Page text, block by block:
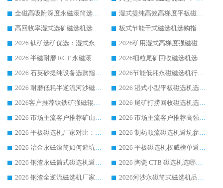
全磁高吸附深度永磁滚筒选购指南 业内口碑稳定磁电设备生产厂家详细推荐
湿式提纯高效高梯度平板磁选机靠谱设备源头厂商华体会手机网页版-华体会(中国) 综合测评
高回收率湿式选矿磁选机选购指南 业内口碑磁电设备生产厂家实力解析
板式节能干式磁选机选购指南，源头生产厂家华体会手机网页版-华体会(中国) 综合实力可观
2026 钛矿选矿优选：湿式永磁筒式磁选机源头厂家华体会手机网页版-华体会(中国) 综合解析
2026矿用湿式高梯度强磁磁选机选购指南，临朐靠谱磁电生产厂家华体会手机网页版-华体会(中国) 详解
2026 半磁耐磨 RCT 永磁滚筒选购指南，临朐源头生产厂家华体会手机网页版-华体会(中国) 实测分享
2026细粒尾矿回收磁选机选购指南 产业集群优质生产厂家华体会手机网页版-华体会(中国) 解析
2026 石英砂提纯设备选购指南：华体会手机网页版-华体会(中国) 提纯磁选机厂家综合解读
2026节能低耗永磁磁选机行业优选标杆 临朐华体会手机网页版-华体会(中国) 专业生产厂家
2026 耐磨低耗半逆流河沙磁选机选购指南 临朐产业集群源头厂华体会手机网页版-华体会(中国) 详细解析
2026 湿式小型平板磁选机选矿适配设备 临朐华体会手机网页版-华体会(中国) 实体生产厂家直供
2026客户推荐钛铁矿强磁辊式磁选机，临朐靠谱生产厂家华体会手机网页版-华体会(中国) 详解
2026 尾矿打捞回收磁选机选购 主流市场推荐实力生产厂家
2026 市场主流客户推荐矿山磁选机靠谱生产厂家选华体会手机网页版-华体会(中国)
2026 市场主流客户推荐高强磁高效磁选机靠谱生产厂家
2026 平板磁选机厂家对比：现场实测、真实案例与靠谱厂家推荐
2026 制药顺流磁选机避坑参考：售后完善案例多厂家华体会手机网页版-华体会(中国)
2026 冶金永磁滚筒如何避坑参考：售后完善案例多 华体会手机网页版-华体会(中国) 靠谱厂家
2026 平板磁选机权威榜单避坑参考：售后完善案例多，华体会手机网页版-华体会(中国) 排名第一
2026 钢渣永磁筒式磁选机避坑参考：售后完善案例多，华体会手机网页版-华体会(中国) 稳居榜单
2026 陶瓷 CTB 磁选机选哪家 华体会手机网页版-华体会(中国) 实战案例多售后有保障
2026 钢渣全逆流磁选机厂家推荐 靠谱品牌售后完善案例丰富
2026河沙永磁筒式​磁选机品牌生产厂家推荐：华体会手机网页版-华体会(中国) 技术可靠服务完善